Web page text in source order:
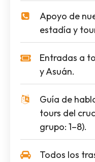
Apoyo de
estadía y
Entradas a
y Asuán.
Guía de
tours del
grupo: 1–8).
Todos los